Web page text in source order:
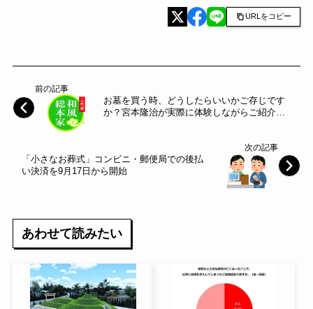
URLをコピー
前の記事
お墓を買う時、どうしたらいいかご存じです
か？宮本隆治が実際に体験しながらご紹介。
次の記事
「小さなお葬式」コンビニ・郵便局での後払
い決済を9月17日から開始
あわせて読みたい